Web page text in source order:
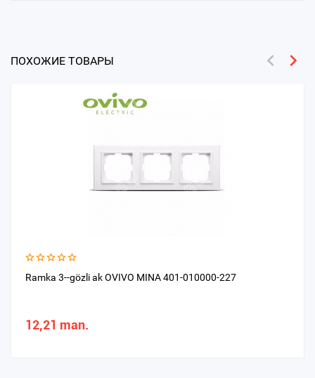
ПОХОЖИЕ ТОВАРЫ
Ramka 3--gözli ak OVIVO MINA 401-010000-227
12,21 man.